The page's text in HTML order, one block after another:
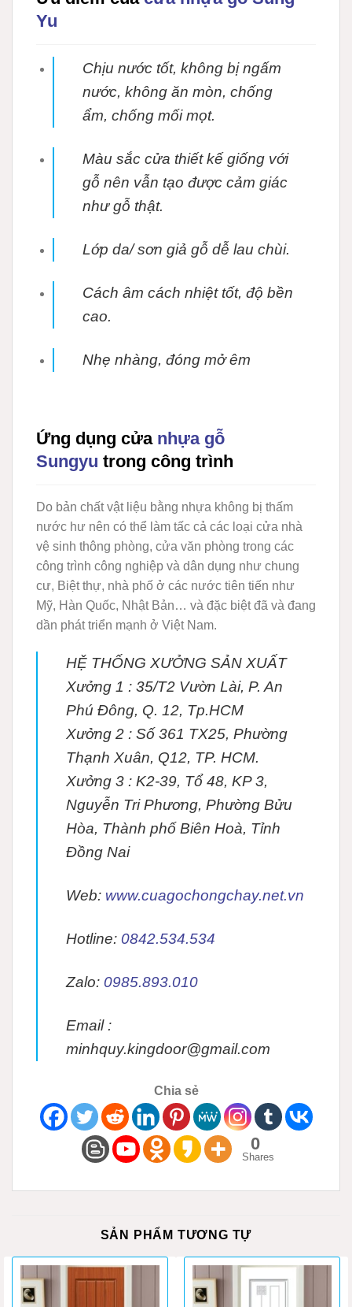
Yu
Chịu nước tốt, không bị ngấm
nước, không ăn mòn, chống
ẩm, chống mối mọt.
Màu sắc cửa thiết kế giống với
gỗ nên vẫn tạo được cảm giác
như gỗ thật.
Lớp da/ sơn giả gỗ dễ lau chùi.
Cách âm cách nhiệt tốt, độ bền
cao.
Nhẹ nhàng, đóng mở êm
Ứng dụng cửa nhựa gỗ
Sungyu trong công trình
Do bản chất vật liệu bằng nhựa không bị thấm
nước hư nên có thể làm tấc cả các loại cửa nhà
vệ sinh thông phòng, cửa văn phòng trong các
công trình công nghiệp và dân dụng như chung
cư, Biệt thự, nhà phố ở các nước tiên tiến như
Mỹ, Hàn Quốc, Nhật Bản… và đặc biệt đã và đang
dần phát triển mạnh ở Việt Nam.
HỆ THỐNG XƯỞNG SẢN XUẤT
Xưởng 1 : 35/T2 Vườn Lài, P. An
Phú Đông, Q. 12, Tp.HCM
Xưởng 2 : Số 361 TX25, Phường
Thạnh Xuân, Q12, TP. HCM.
Xưởng 3 : K2-39, Tổ 48, KP 3,
Nguyễn Tri Phương, Phường Bửu
Hòa, Thành phố Biên Hoà, Tỉnh
Đồng Nai
Web: www.cuagochongchay.net.vn
Hotline: 0842.534.534
Zalo: 0985.893.010
Email :
minhquy.kingdoor@gmail.com
Chia sẻ
0
Shares
SẢN PHẨM TƯƠNG TỰ